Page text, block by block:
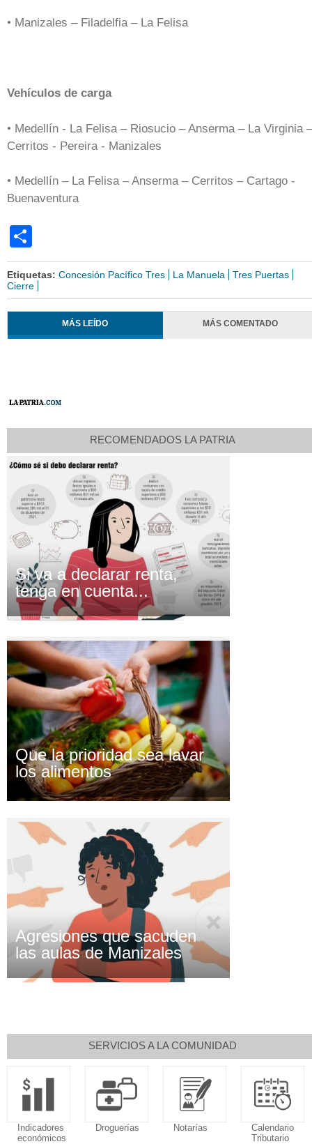
• Manizales – Filadelfia – La Felisa
Vehículos de carga
• Medellín - La Felisa – Riosucio – Anserma – La Virginia –
Cerritos - Pereira - Manizales
• Medellín – La Felisa – Anserma – Cerritos – Cartago -
Buenaventura
Etiquetas: Concesión Pacífico Tres La Manuela
Tres Puertas
Cierre
MÁS LEÍDO MÁS COMENTADO
RECOMENDADOS LA PATRIA
Si va a declarar renta,
tenga en cuenta...
Que la prioridad sea lavar
los alimentos
Agresiones que sacuden
las aulas de Manizales
SERVICIOS A LA COMUNIDAD
Indicadores
económicos
Droguerías Notarías
Calendario
Tributario